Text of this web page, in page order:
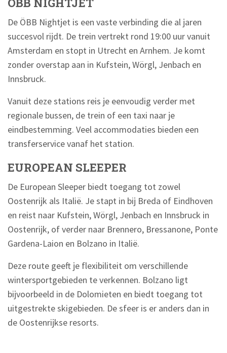
De ÖBB Nightjet is een vaste verbinding die al jaren
succesvol rijdt. De trein vertrekt rond 19:00 uur vanuit
Amsterdam en stopt in Utrecht en Arnhem. Je komt
zonder overstap aan in Kufstein, Wörgl, Jenbach en
Innsbruck.
Vanuit deze stations reis je eenvoudig verder met
regionale bussen, de trein of een taxi naar je
eindbestemming. Veel accommodaties bieden een
transferservice vanaf het station.
EUROPEAN SLEEPER
De European Sleeper biedt toegang tot zowel
Oostenrijk als Italië. Je stapt in bij Breda of Eindhoven
en reist naar Kufstein, Wörgl, Jenbach en Innsbruck in
Oostenrijk, of verder naar Brennero, Bressanone, Ponte
Gardena-Laion en Bolzano in Italië.
Deze route geeft je flexibiliteit om verschillende
wintersportgebieden te verkennen. Bolzano ligt
bijvoorbeeld in de Dolomieten en biedt toegang tot
uitgestrekte skigebieden. De sfeer is er anders dan in
de Oostenrijkse resorts.